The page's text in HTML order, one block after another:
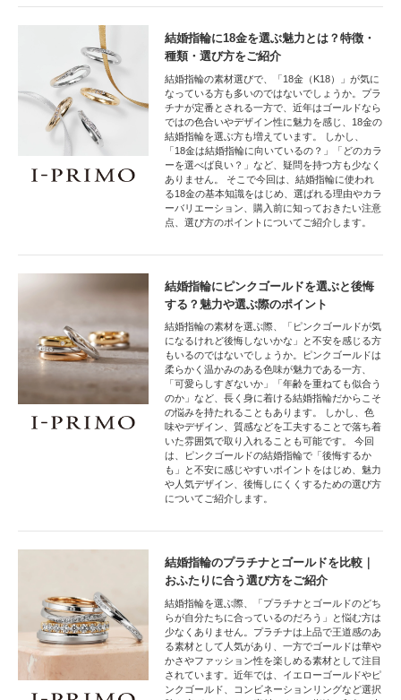
結婚指輪に18金を選ぶ魅力とは？特徴・
種類・選び方をご紹介
結婚指輪の素材選びで、「18金（K18）」が気に
なっている方も多いのではないでしょうか。プラ
チナが定番とされる一方で、近年はゴールドなら
ではの色合いやデザイン性に魅力を感じ、18金の
結婚指輪を選ぶ方も増えています。 しかし、
「18金は結婚指輪に向いているの？」「どのカラ
ーを選べば良い？」など、疑問を持つ方も少なく
ありません。 そこで今回は、結婚指輪に使われ
る18金の基本知識をはじめ、選ばれる理由やカラ
ーバリエーション、購入前に知っておきたい注意
点、選び方のポイントについてご紹介します。
結婚指輪にピンクゴールドを選ぶと後悔
する？魅力や選ぶ際のポイント
結婚指輪の素材を選ぶ際、「ピンクゴールドが気
になるけれど後悔しないかな」と不安を感じる方
もいるのではないでしょうか。ピンクゴールドは
柔らかく温かみのある色味が魅力である一方、
「可愛らしすぎないか」「年齢を重ねても似合う
のか」など、長く身に着ける結婚指輪だからこそ
の悩みを持たれることもあります。 しかし、色
味やデザイン、質感などを工夫することで落ち着
いた雰囲気で取り入れることも可能です。 今回
は、ピンクゴールドの結婚指輪で「後悔するか
も」と不安に感じやすいポイントをはじめ、魅力
や人気デザイン、後悔しにくくするための選び方
についてご紹介します。
結婚指輪のプラチナとゴールドを比較｜
おふたりに合う選び方をご紹介
結婚指輪を選ぶ際、「プラチナとゴールドのどち
らが自分たちに合っているのだろう」と悩む方は
少なくありません。プラチナは上品で王道感のあ
る素材として人気があり、一方でゴールドは華や
かさやファッション性を楽しめる素材として注目
されています。近年では、イエローゴールドやピ
ンクゴールド、コンビネーションリングなど選択